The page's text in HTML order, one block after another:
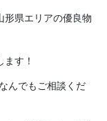
形県エリアの優良物
す！
んでもご相談くだ